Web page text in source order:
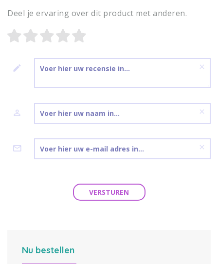
Deel je ervaring over dit product met anderen.
VERSTUREN
Nu bestellen